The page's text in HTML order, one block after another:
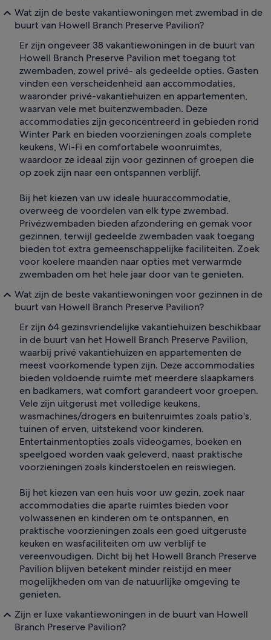
Wat zijn de beste vakantiewoningen met zwembad in de
buurt van Howell Branch Preserve Pavilion?
Er zijn ongeveer 38 vakantiewoningen in de buurt van
Howell Branch Preserve Pavilion met toegang tot
zwembaden, zowel privé- als gedeelde opties. Gasten
vinden een verscheidenheid aan accommodaties,
waaronder privé-vakantiehuizen en appartementen,
waarvan vele met buitenzwembaden. Deze
accommodaties zijn geconcentreerd in gebieden rond
Winter Park en bieden voorzieningen zoals complete
keukens, Wi-Fi en comfortabele woonruimtes,
waardoor ze ideaal zijn voor gezinnen of groepen die
op zoek zijn naar een ontspannen verblijf.
Bij het kiezen van uw ideale huuraccommodatie,
overweeg de voordelen van elk type zwembad.
Privézwembaden bieden afzondering en gemak voor
gezinnen, terwijl gedeelde zwembaden vaak toegang
bieden tot extra gemeenschappelijke faciliteiten. Zoek
voor koelere maanden naar opties met verwarmde
zwembaden om het hele jaar door van te genieten.
Wat zijn de beste vakantiewoningen voor gezinnen in de
buurt van Howell Branch Preserve Pavilion?
Er zijn 64 gezinsvriendelijke vakantiehuizen beschikbaar
in de buurt van het Howell Branch Preserve Pavilion,
waarbij privé vakantiehuizen en appartementen de
meest voorkomende typen zijn. Deze accommodaties
bieden voldoende ruimte met meerdere slaapkamers
en badkamers, wat comfort garandeert voor groepen.
Vele zijn uitgerust met volledige keukens,
wasmachines/drogers en buitenruimtes zoals patio's,
tuinen of erven, uitstekend voor kinderen.
Entertainmentopties zoals videogames, boeken en
speelgoed worden vaak geleverd, naast praktische
voorzieningen zoals kinderstoelen en reiswiegen.
Bij het kiezen van een huis voor uw gezin, zoek naar
accommodaties die aparte ruimtes bieden voor
volwassenen en kinderen om te ontspannen, en
praktische voorzieningen zoals een goed uitgeruste
keuken en wasfaciliteiten om uw verblijf te
vereenvoudigen. Dicht bij het Howell Branch Preserve
Pavilion blijven betekent minder reistijd en meer
mogelijkheden om van de natuurlijke omgeving te
genieten.
Zijn er luxe vakantiewoningen in de buurt van Howell
Branch Preserve Pavilion?